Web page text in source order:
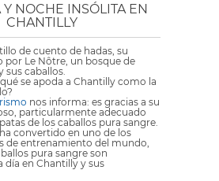
Y NOCHE INSÓLITA EN
CHANTILLY
de cuento de hadas, su
por Le Nôtre, un bosque de
sus caballos.
se apoda a Chantilly como la
nos informa: es gracias a su
particularmente adecuado
de los caballos pura sangre.
convertido en uno de los
de entrenamiento del mundo,
pura sangre son
día en Chantilly y sus